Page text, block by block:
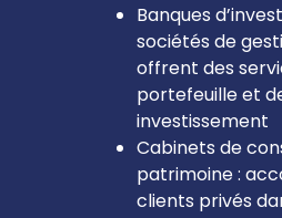
Banques
sociétés de
offrent des
portefeuille et
investissement
Cabinets de
patrimoine :
clients privés